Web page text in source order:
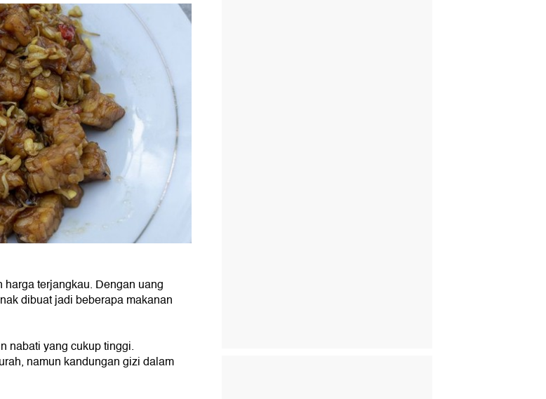
terjangkau. Dengan uang
dibuat jadi beberapa makanan
nabati yang cukup tinggi.
namun kandungan gizi dalam